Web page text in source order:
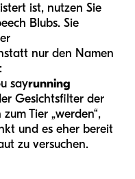
ist, nutzen Sie
Blubs. Sie
nur den Namen
sayrunning
Gesichtsfilter der
Tier „werden“,
und es eher bereit
zu versuchen.